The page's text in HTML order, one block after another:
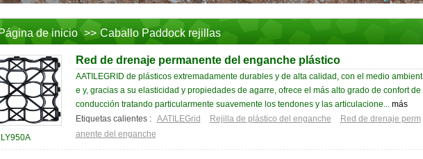
de inicio >> Caballo Paddock rejillas
LY950A
Red de drenaje permanente del enganche plástico
AATILEGRID de plásticos extremadamente durables y de alta calidad, con el medio ambient
e y, gracias a su elasticidad y propiedades de agarre, ofrece el más alto grado de confort de
conducción tratando particularmente suavemente los tendones y las articulacione... más
Etiquetas calientes : AATILEGrid Rejilla de plástico del enganche
Red de drenaje perm
anente del enganche